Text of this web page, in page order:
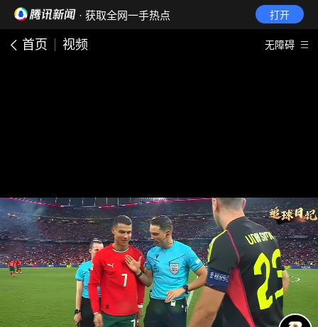
· 获取全网一手热点 打开
首页 视频 无障碍